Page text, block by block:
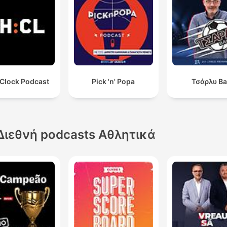
Podcast Pick 'n' Popa Τσάρλυ
podcasts Αθλητικά